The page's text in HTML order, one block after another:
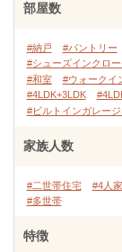
部屋数
#納戸 #パントリー
#シューズインクロー
#和室
#ウォークイ
#4LDK+3LDK
#ビルトインガレージ
家族人数
#二世帯住宅 #4人
#多世帯
特徴